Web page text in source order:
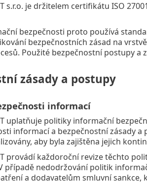
s.r.o. je držitelem certifikátu ISO
bezpečnosti proto používá
bezpečnostních zásad na
Použité bezpečnostní postupy a
zásady a postupy
informací
uplatňuje politiky informační
informací a bezpečnostní zásady
aby byla zajištěna jejich
provádí každoroční revize těchto
případě nedodržování politik
a dodavatelům smluvní sankce,